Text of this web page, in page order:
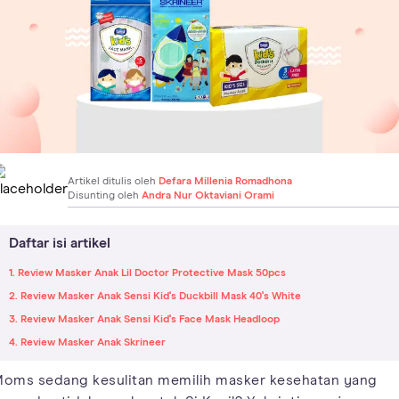
Artikel ditulis oleh Defara Millenia Romadhona
Disunting oleh Andra Nur Oktaviani Orami
Daftar isi artikel
1. Review Masker Anak Lil Doctor Protective Mask 50pcs
2. Review Masker Anak Sensi Kid's Duckbill Mask 40's White
3. Review Masker Anak Sensi Kid's Face Mask Headloop
4. Review Masker Anak Skrineer
sedang kesulitan memilih masker kesehatan yang